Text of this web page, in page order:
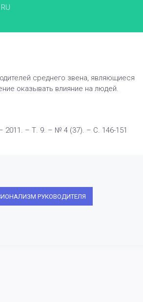
RU
среднего звена, являющиеся
оказывать влияние на людей.
– Т. 9. – № 4 (37). – С. 146-151
РУКОВОДИТЕЛЯ